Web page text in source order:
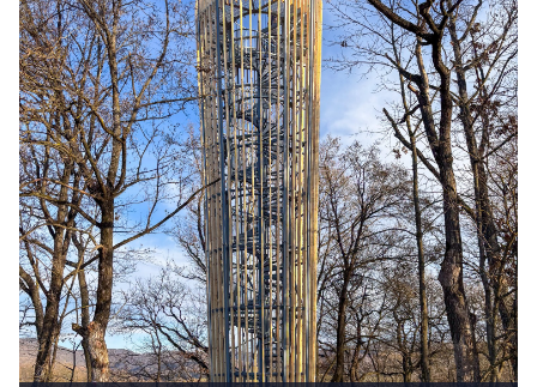
Rákošský hrad "Zámčok"
Nad obcou Rákoš môžeme dodnes nájsť
pozostatky Rákošského hradu, ktorý dnes
miestni nazývajú „zámčok“.
Find more